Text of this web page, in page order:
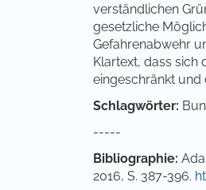
verständlichen
gesetzliche
Gefahrenabwehr
Klartext, dass sich
eingeschränkt
Schlagwörter:
-----
Bibliographie:
2016, S. 387-396.